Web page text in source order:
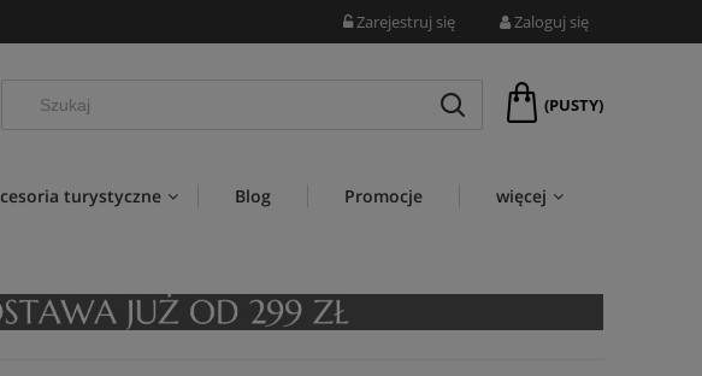
Zarejestruj się Zaloguj się
(PUSTY)
turystyczne Blog Promocje więcej